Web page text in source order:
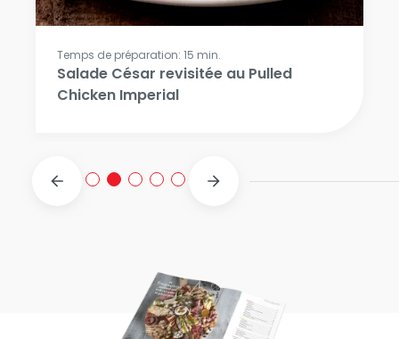
Temps de préparation: 15 min.
Salade César revisitée au Pulled
Chicken Imperial